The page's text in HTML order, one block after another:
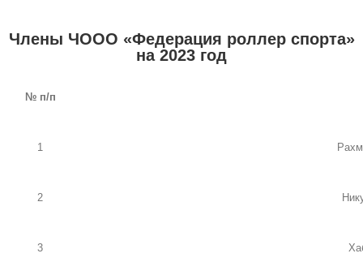
Члены ЧООО «Федерация роллер спорта»
на 2023 год
№ п/п
1
2
3